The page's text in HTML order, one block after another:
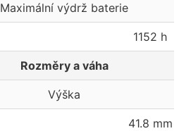
Maximální výdrž baterie
1152 h
Rozměry a váha
Výška
41.8 mm